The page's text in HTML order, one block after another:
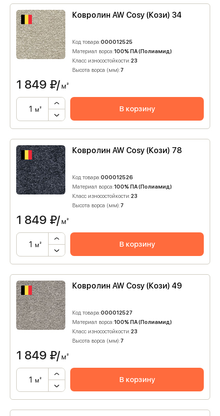
Ковролин AW Cosy (Кози) 34
Код товара:000012525
Материал ворса:100% ПА (Полиамид)
Класс износостойкости:23
Высота ворса (мм):7
1 849 ₽/м²
м² В корзину
Ковролин AW Cosy (Кози) 78
Код товара:000012526
Материал ворса:100% ПА (Полиамид)
Класс износостойкости:23
Высота ворса (мм):7
1 849 ₽/м²
м² В корзину
Ковролин AW Cosy (Кози) 49
Код товара:000012527
Материал ворса:100% ПА (Полиамид)
Класс износостойкости:23
Высота ворса (мм):7
1 849 ₽/м²
м² В корзину